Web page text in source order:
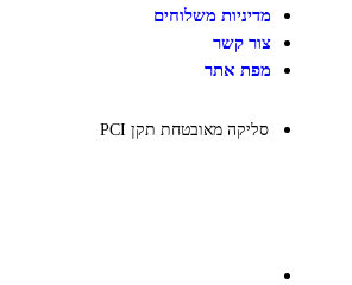
מדיניות משלוחים
צור קשר
מפת אתר
סליקה מאובטחת תקן PCI